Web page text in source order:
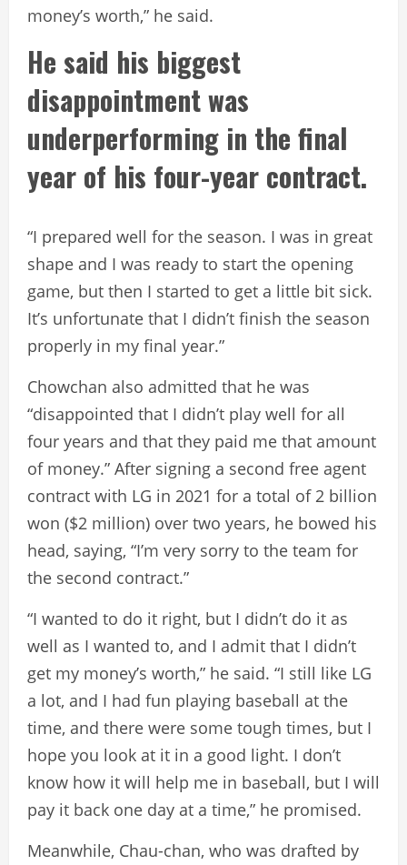
money’s worth,” he said.
He said his biggest
disappointment was
underperforming in the final
year of his four-year contract.
“I prepared well for the season. I was in great
shape and I was ready to start the opening
game, but then I started to get a little bit sick.
It’s unfortunate that I didn’t finish the season
properly in my final year.”
Chowchan also admitted that he was
“disappointed that I didn’t play well for all
four years and that they paid me that amount
of money.” After signing a second free agent
contract with LG in 2021 for a total of 2 billion
won ($2 million) over two years, he bowed his
head, saying, “I’m very sorry to the team for
the second contract.”
“I wanted to do it right, but I didn’t do it as
well as I wanted to, and I admit that I didn’t
get my money’s worth,” he said. “I still like LG
a lot, and I had fun playing baseball at the
time, and there were some tough times, but I
hope you look at it in a good light. I don’t
know how it will help me in baseball, but I will
pay it back one day at a time,” he promised.
Meanwhile, Chau-chan, who was drafted by